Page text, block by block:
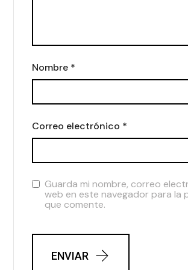
Nombre *
Correo electrónico *
Guarda mi nombre, correo
web en este navegador para la
que comente.
ENVIAR